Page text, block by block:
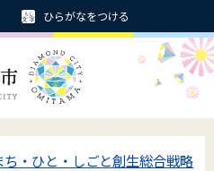
ひらがなをつける
ち・ひと・しごと創生総合戦略